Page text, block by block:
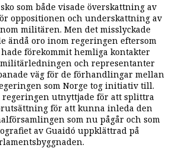
som både visade överskattning av
oppositionen och underskattning av
militären. Men det misslyckade
ändå oro inom regeringen eftersom
förekommit hemliga kontakter
och representanter
väg för de förhandlingar mellan
som Norge tog initiativ till.
regeringen utnyttjade för att splittra
för att kunna inleda den
som nu pågår och som
av Guaidó uppklättrad på